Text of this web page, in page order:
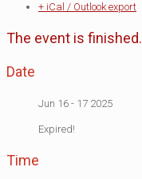
+ iCal / Outlook export
The event is finished.
Date
Jun 16 - 17 2025
Expired!
Time